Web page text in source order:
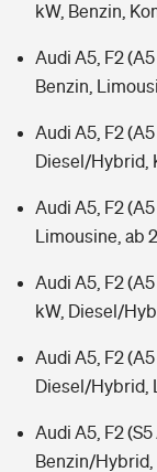
kW, Benzin,
Audi A5, F2 (A5
Benzin,
Audi A5, F2 (A5
Diesel/Hybrid,
Audi A5, F2
Limousine, ab
Audi A5, F2
kW, Diesel/
Audi A5, F2 (A5
Diesel/Hybrid,
Audi A5, F2
Benzin/